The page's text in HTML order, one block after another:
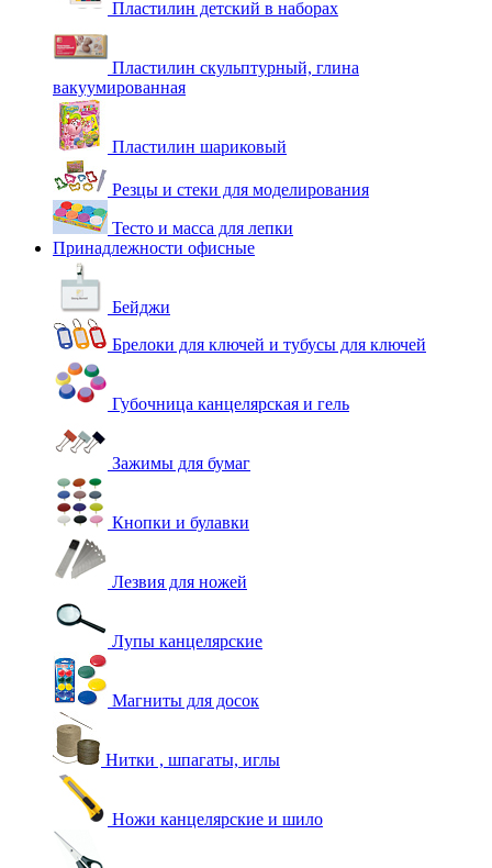
Пластилин детский в наборах
Пластилин скульптурный, глина
вакуумированная
Пластилин шариковый
Резцы и стеки для моделирования
Тесто и масса для лепки
Принадлежности офисные
Бейджи
Брелоки для ключей и тубусы для ключей
Губочница канцелярская и гель
Зажимы для бумаг
Кнопки и булавки
Лезвия для ножей
Лупы канцелярские
Магниты для досок
Нитки , шпагаты, иглы
Ножи канцелярские и шило